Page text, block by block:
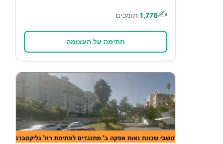
✍️
1,776 תומכים
חתימה על העצומה